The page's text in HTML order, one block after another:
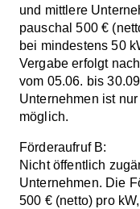
und mittlere
pauschal 500 €
bei mindestens 50
Vergabe erfolgt
vom 05.06. bis
Unternehmen ist
möglich.
Förderaufruf B:
Nicht öffentlich
Unternehmen. Die
500 € (netto) pro